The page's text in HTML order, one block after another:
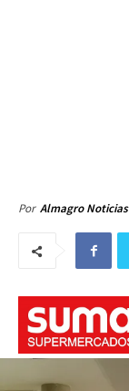
Por Almagro Noticias